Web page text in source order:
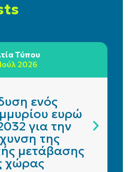
Τύπου
2026
ενός
ευρώ
για την
της
μετάβασης
χώρας